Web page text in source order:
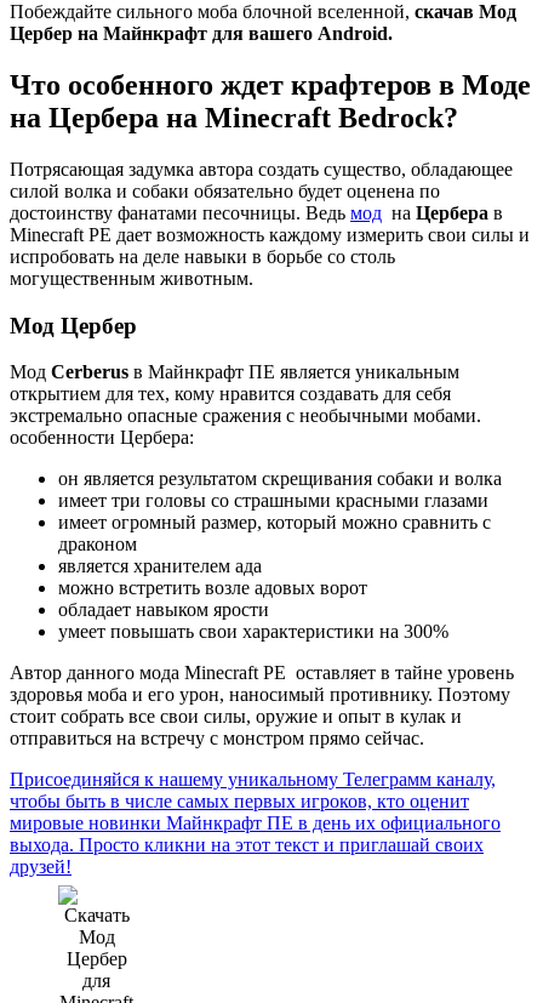
Побеждайте сильного моба блочной вселенной, скачав Мод
Цербер на Майнкрафт для вашего Android.
Что особенного ждет крафтеров в Моде
на Цербера на Minecraft Bedrock?
Потрясающая задумка автора создать существо, обладающее
силой волка и собаки обязательно будет оценена по
достоинству фанатами песочницы. Ведь мод на Цербера в
Minecraft PE дает возможность каждому измерить свои силы и
испробовать на деле навыки в борьбе со столь
могущественным животным.
Мод Цербер
Мод Cerberus в Майнкрафт ПЕ является уникальным
открытием для тех, кому нравится создавать для себя
экстремально опасные сражения с необычными мобами.
особенности Цербера:
он является результатом скрещивания собаки и волка
имеет три головы со страшными красными глазами
имеет огромный размер, который можно сравнить с
драконом
является хранителем ада
можно встретить возле адовых ворот
обладает навыком ярости
умеет повышать свои характеристики на 300%
Автор данного мода Minecraft PE оставляет в тайне уровень
здоровья моба и его урон, наносимый противнику. Поэтому
стоит собрать все свои силы, оружие и опыт в кулак и
отправиться на встречу с монстром прямо сейчас.
Присоединяйся к нашему уникальному Телеграмм каналу,
чтобы быть в числе самых первых игроков, кто оценит
мировые новинки Майнкрафт ПЕ в день их официального
выхода. Просто кликни на этот текст и приглашай своих
друзей!